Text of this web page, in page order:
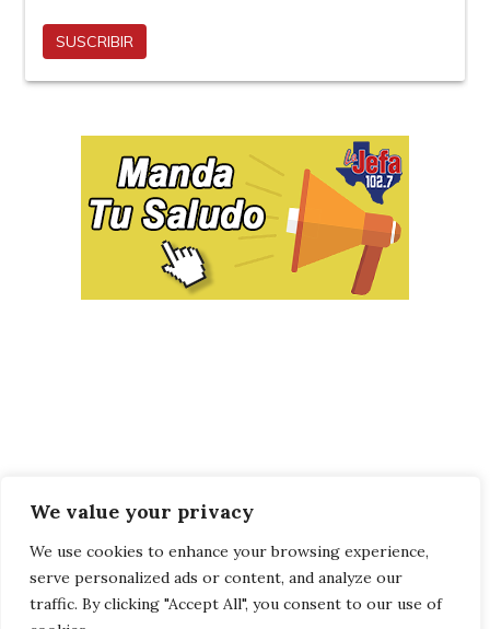
We value your privacy
We use cookies to enhance your browsing experience,
serve personalized ads or content, and analyze our
traffic. By clicking "Accept All", you consent to our use of